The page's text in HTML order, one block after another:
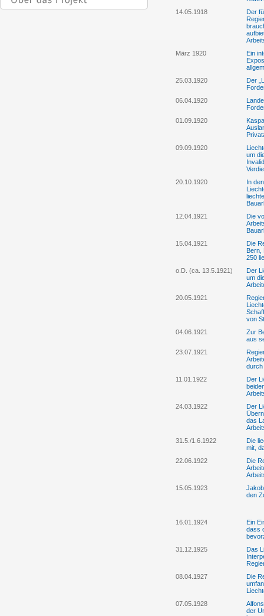
14.05.1918
Der
März 1920
Ein
25.03.1920
Der
06.04.1920
01.09.1920
09.09.1920
um
20.10.1920
In
12.04.1921
Die
15.04.1921
Die
Bern,
250
o.D. (ca. 13.5.1921)
Der
um
20.05.1921
von
04.06.1921
Zur
aus
23.07.1921
durch
11.01.1922
Der
24.03.1922
Der
das
31.5./1.6.1922
Die
mit,
22.06.1922
Die
15.05.1923
den
16.01.1924
Ein
dass
31.12.1925
Das
08.04.1927
Die
07.05.1928
der